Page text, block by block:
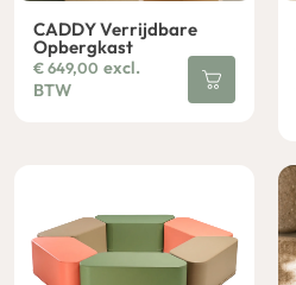
CADDY Verrijdbare
Opbergkast
€649,00 excl.
BTW